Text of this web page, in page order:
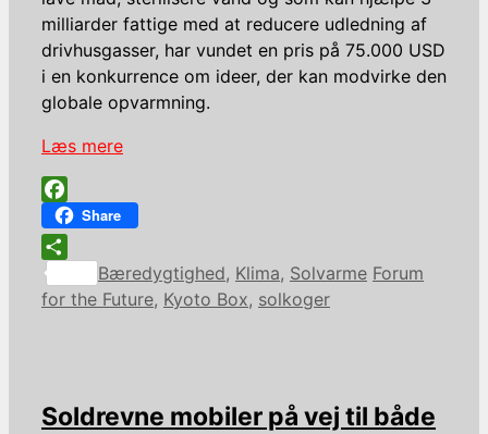
milliarder fattige med at reducere udledning af
drivhusgasser, har vundet en pris på 75.000 USD
i en konkurrence om ideer, der kan modvirke den
globale opvarmning.
Læs mere
Facebook
Share
Share
Kategorier
Bæredygtighed, Klima, Solvarme Tags
Forum
for the Future, Kyoto Box, solkoger
Soldrevne mobiler på vej til både